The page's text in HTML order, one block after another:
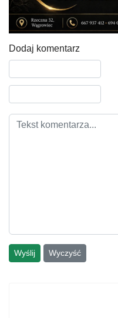
Dodaj komentarz
Tekst komentarza
Wyślij Wyczyść